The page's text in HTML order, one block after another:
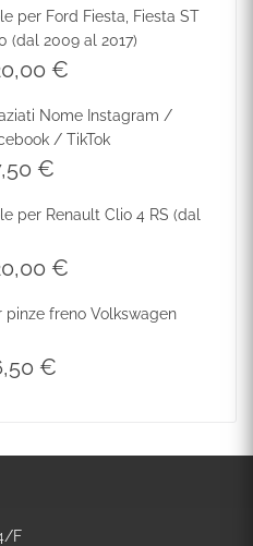
per Ford Fiesta, Fiesta ST
(dal 2009 al 2017)
€
Nome Instagram /
/ TikTok
€
per Renault Clio 4 RS (dal
€
pinze freno Volkswagen
€
F